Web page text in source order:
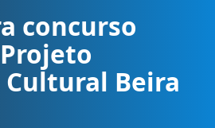
Rio - Instituto Projeto Esportivo
concurso
Beira